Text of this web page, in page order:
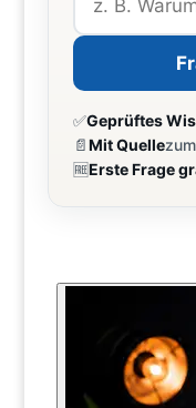
✅Geprüftes
📄Mit Quelle
🆓Erste Frage